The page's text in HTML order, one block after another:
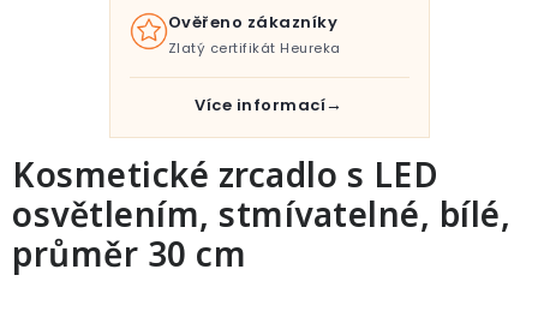
Kosmetické zrcadlo s LED
osvětlením, stmívatelné, bílé,
průměr 30 cm
Ověřeno zákazníky
Zlatý certifikát Heureka
Více informací